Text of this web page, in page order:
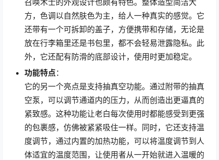
方，色调以自然肤色为主，给人一种真实的感觉。它
还带有一个可拆卸的盖子，方便携带和存储，无论是
放在行李箱里还是书包里，都不会轻易泄露隐私。此
外，它还配有防滑的底部设计，使用时更加稳定。
功能特点 ：
它的另一个亮点是支持抽真空功能。通过附带的抽真
空泵，可以调节通道内的压力，从而创造出更逼真的
紧致感。这种功能让老白每次使用时都能感受到更强
的包裹感，仿佛被紧紧吸住一样。同时，它还支持温
度调节，通过内置的加热功能，可以将温度调节到人
体适宜的温度范围，让使用者从一开始就进入温暖的